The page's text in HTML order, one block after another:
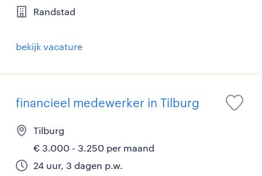
Randstad
bekijk vacature
financieel medewerker in Tilburg
Tilburg
€ 3.000 - 3.250 per maand
24 uur, 3 dagen p.w.